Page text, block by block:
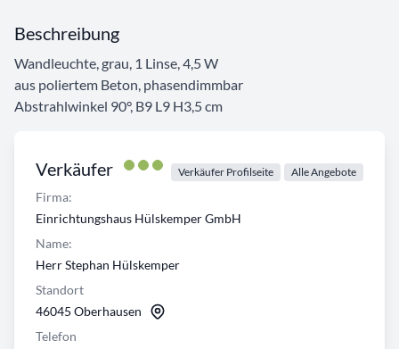
Verkäufer Verkäufer Profilseite Alle Angebote
Firma:
Einrichtungshaus Hülskemper GmbH
Name:
Herr Stephan Hülskemper
Standort
46045 Oberhausen
Telefon
Beschreibung
Wandleuchte, grau, 1 Linse, 4,5 W
aus poliertem Beton, phasendimmbar
Abstrahlwinkel 90°, B9 L9 H3,5 cm